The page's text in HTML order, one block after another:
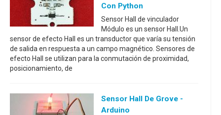
Con Python
Sensor Hall de vinculador
Módulo es un sensor Hall.Un
sensor de efecto Hall es un transductor que varía su tensión
de salida en respuesta a un campo magnético. Sensores de
efecto Hall se utilizan para la conmutación de proximidad,
posicionamiento, de
Sensor Hall De Grove -
Arduino